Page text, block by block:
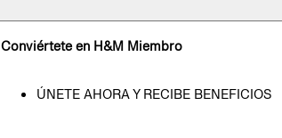
Conviértete en H&M Miembro
ÚNETE AHORA Y RECIBE BENEFICIOS